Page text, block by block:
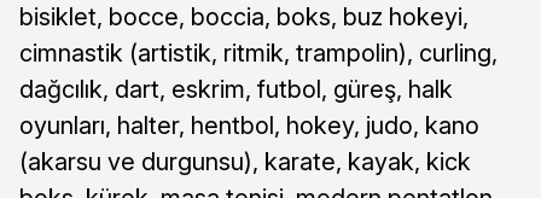
bisiklet, bocce, boccia, boks, buz hokeyi,
cimnastik (artistik, ritmik, trampolin), curling,
dağcılık, dart, eskrim, futbol, güreş, halk
oyunları, halter, hentbol, hokey, judo, kano
(akarsu ve durgunsu), karate, kayak, kick